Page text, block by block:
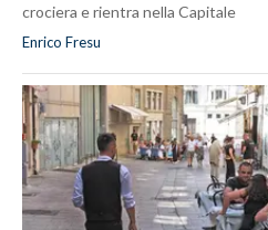
crociera e rientra nella Capitale
Enrico Fresu